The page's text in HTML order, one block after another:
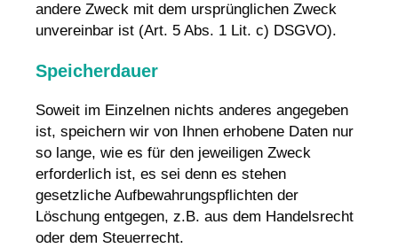
andere Zweck mit dem ursprünglichen Zweck
unvereinbar ist (Art. 5 Abs. 1 Lit. c) DSGVO).
Speicherdauer
Soweit im Einzelnen nichts anderes angegeben
ist, speichern wir von Ihnen erhobene Daten nur
so lange, wie es für den jeweiligen Zweck
erforderlich ist, es sei denn es stehen
gesetzliche Aufbewahrungspflichten der
Löschung entgegen, z.B. aus dem Handelsrecht
oder dem Steuerrecht.